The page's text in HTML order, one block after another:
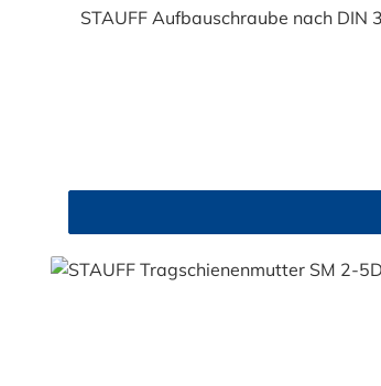
STAUFF Aufbauschraube nach